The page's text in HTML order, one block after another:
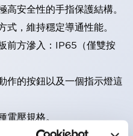
安全性的手指保護結構。
，維持穩定導通性能。
前方滲入：IP65（僅雙按
作的按鈕以及一個指示燈這
電壓規格。